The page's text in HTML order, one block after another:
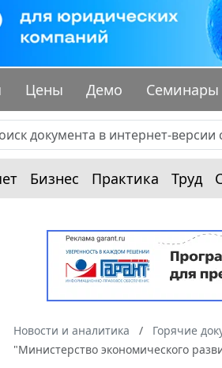
Цены Демо Семинары
Бизнес Практика Труд
Новости и аналитика Горячие
"Министерство экономического